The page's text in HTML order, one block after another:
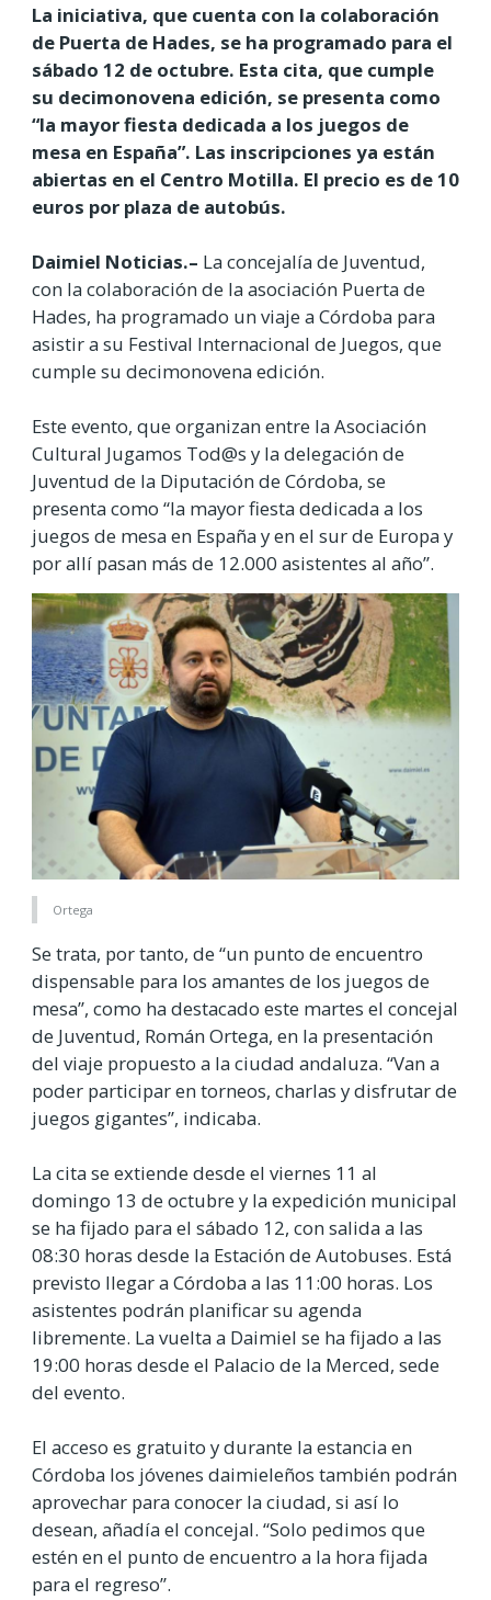
La iniciativa, que cuenta con la colaboración
de Puerta de Hades, se ha programado para el
sábado 12 de octubre. Esta cita, que cumple
su decimonovena edición, se presenta como
“la mayor fiesta dedicada a los juegos de
mesa en España”. Las inscripciones ya están
abiertas en el Centro Motilla. El precio es de 10
euros por plaza de autobús.
Daimiel Noticias.– La concejalía de Juventud,
con la colaboración de la asociación Puerta de
Hades, ha programado un viaje a Córdoba para
asistir a su Festival Internacional de Juegos, que
cumple su decimonovena edición.
Este evento, que organizan entre la Asociación
Cultural Jugamos Tod@s y la delegación de
Juventud de la Diputación de Córdoba, se
presenta como “la mayor fiesta dedicada a los
juegos de mesa en España y en el sur de Europa y
por allí pasan más de 12.000 asistentes al año”.
Ortega
Se trata, por tanto, de “un punto de encuentro
dispensable para los amantes de los juegos de
mesa”, como ha destacado este martes el concejal
de Juventud, Román Ortega, en la presentación
del viaje propuesto a la ciudad andaluza. “Van a
poder participar en torneos, charlas y disfrutar de
juegos gigantes”, indicaba.
La cita se extiende desde el viernes 11 al
domingo 13 de octubre y la expedición municipal
se ha fijado para el sábado 12, con salida a las
08:30 horas desde la Estación de Autobuses. Está
previsto llegar a Córdoba a las 11:00 horas. Los
asistentes podrán planificar su agenda
libremente. La vuelta a Daimiel se ha fijado a las
19:00 horas desde el Palacio de la Merced, sede
del evento.
El acceso es gratuito y durante la estancia en
Córdoba los jóvenes daimieleños también podrán
aprovechar para conocer la ciudad, si así lo
desean, añadía el concejal. “Solo pedimos que
estén en el punto de encuentro a la hora fijada
para el regreso”.